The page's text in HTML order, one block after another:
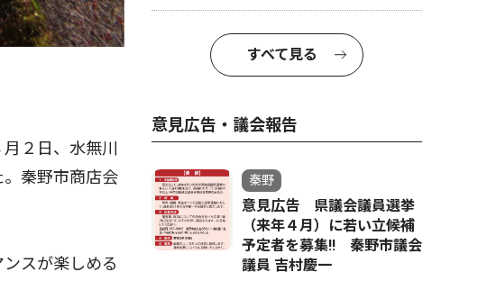
２日、水無川
秦野市商店会
スが楽しめる
すべて見る
意見広告・議会報告
秦野
意見広告 県議会議員選挙
（来年４月）に若い立候補
予定者を募集‼ 秦野市議会
議員 吉村慶一